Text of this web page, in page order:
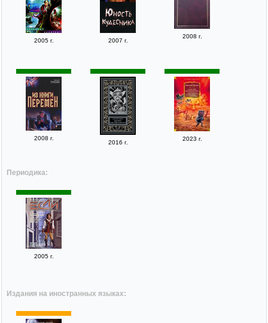
2005 г. 2007 г.
2008 г.
2008 г.
2016 г.
2023 г.
Периодика:
2005 г.
Издания на иностранных языках: